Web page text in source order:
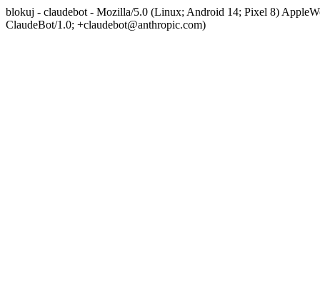
blokuj - claudebot - Mozilla/5.0 (Linux; Android 14; Pixel 8)
ClaudeBot/1.0; +claudebot@anthropic.com)